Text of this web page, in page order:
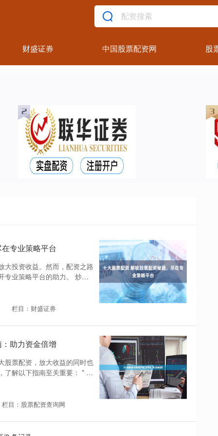
财盛证券 中国股票配资网 股
专业策略平台
大投资收益。然而，配资之路
专业策略平台的助力。 炒股
栏目：财盛证券
助力资金倍增
股票配资，放大收益的同时也
了解以下指南至关重要： * **
栏目：股票配资查询网